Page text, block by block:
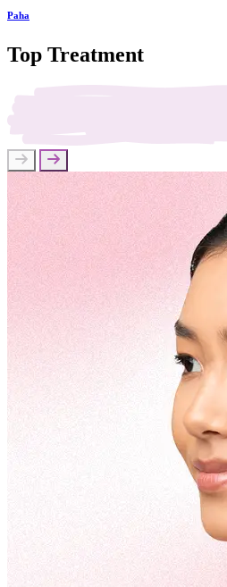
Paha
Top Treatment